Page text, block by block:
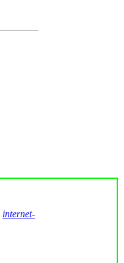
internet-